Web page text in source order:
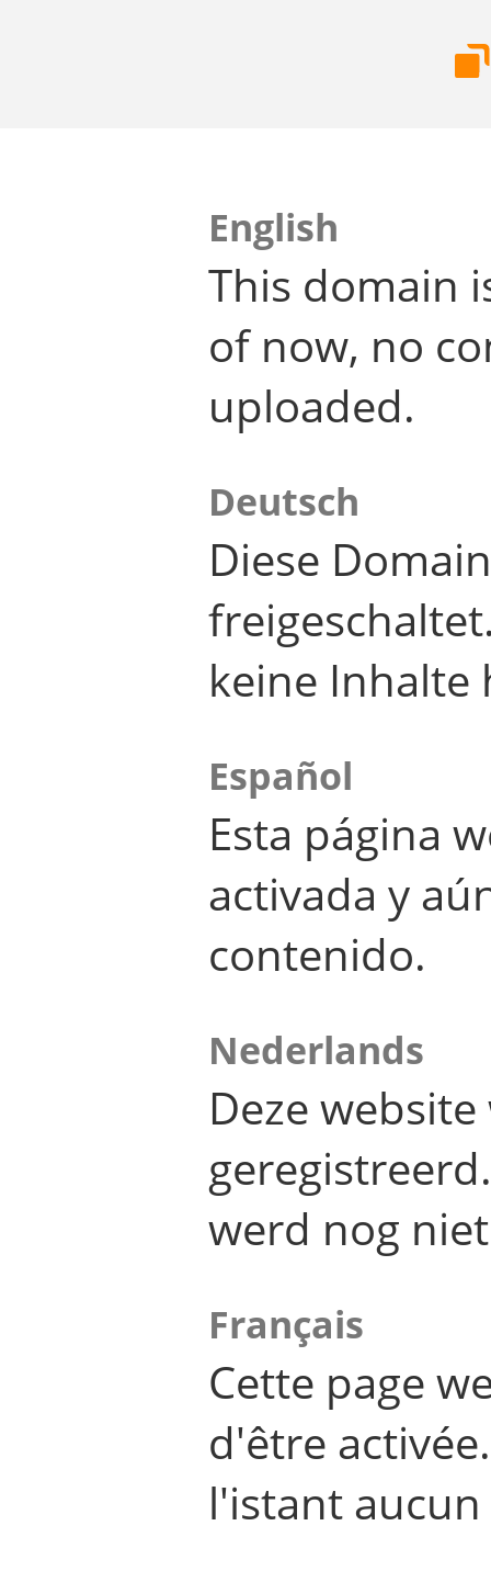
English
This domain
of now, no
uploaded.
Deutsch
Diese
keine Inhalte
Español
Esta página
activada y
contenido.
Nederlands
Deze
werd nog
Français
Cette page
d'être
l'istant